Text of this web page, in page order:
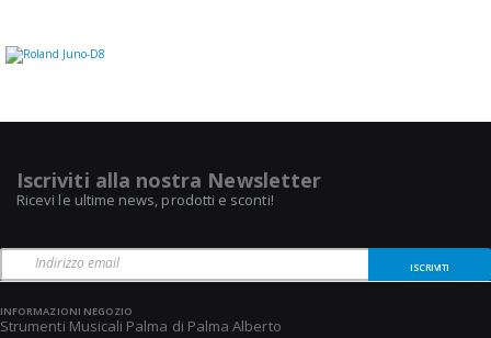
Iscriviti alla nostra Newsletter
Ricevi le ultime news, prodotti e sconti!
ISCRIVITI
INFORMAZIONI NEGOZIO
Strumenti Musicali Palma di Palma Alberto